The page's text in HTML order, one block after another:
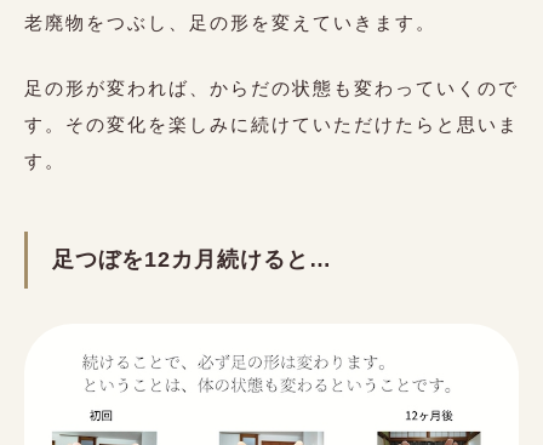
老廃物をつぶし、足の形を変えていきます。
足の形が変われば、からだの状態も変わっていくので
す。その変化を楽しみに続けていただけたらと思いま
す。
足つぼを12カ月続けると…